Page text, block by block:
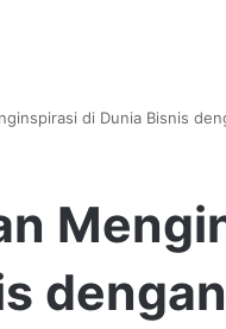
di Dunia Bisnis